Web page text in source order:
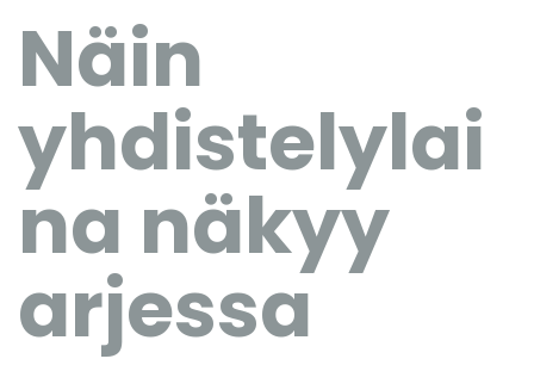
Näin
yhdistelylai
na näkyy
arjessa